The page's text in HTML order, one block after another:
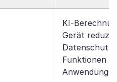
KI-
Gerät
Funktionen